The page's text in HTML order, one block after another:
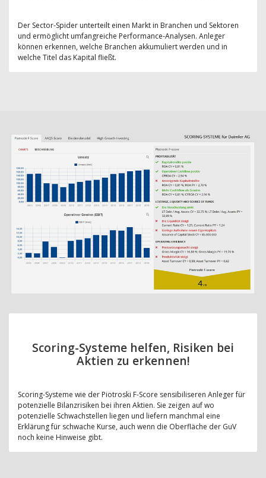
Der Sector-Spider unterteilt einen Markt in Branchen und Sektoren
und ermöglicht umfangreiche Performance-Analysen. Anleger
können erkennen, welche Branchen akkumuliert werden und in
welche Titel das Kapital fließt.
Scoring-Systeme helfen, Risiken bei
Aktien zu erkennen!
Scoring-Systeme wie der Piotroski F-Score sensibiliseren Anleger für
potenzielle Bilanzrisiken bei ihren Aktien. Sie zeigen auf wo
potenzielle Schwachstellen liegen und liefern manchmal eine
Erklärung für schwache Kurse, auch wenn die Oberfläche der GuV
noch keine Hinweise gibt.